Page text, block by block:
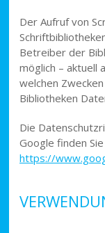
Der Aufruf von
Betreiber der
möglich – aktuell
welchen
Bibliotheken
Die
Google finden
https://